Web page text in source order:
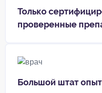
Только
проверенные
Большой штат